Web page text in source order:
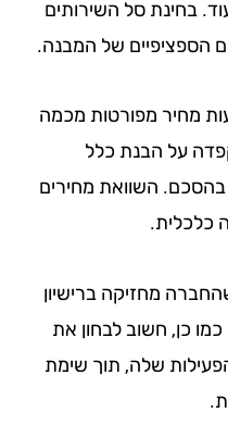
סל השירותים
של המבנה.
מכמה
כלל
השוואת מחירים
ברישיון
לבחון את
שלה, תוך שימת